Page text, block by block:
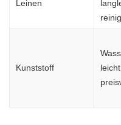
Leinen
Kunststoff